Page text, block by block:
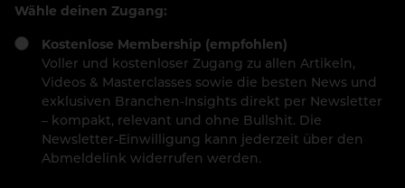
Wähle deinen Zugang:
Kostenlose Membership (empfohlen)
Voller und kostenloser Zugang zu allen Artikeln,
Videos & Masterclasses sowie die besten News und
exklusiven Branchen-Insights direkt per Newsletter
– kompakt, relevant und ohne Bullshit. Die
Newsletter-Einwilligung kann jederzeit über den
Abmeldelink widerrufen werden.